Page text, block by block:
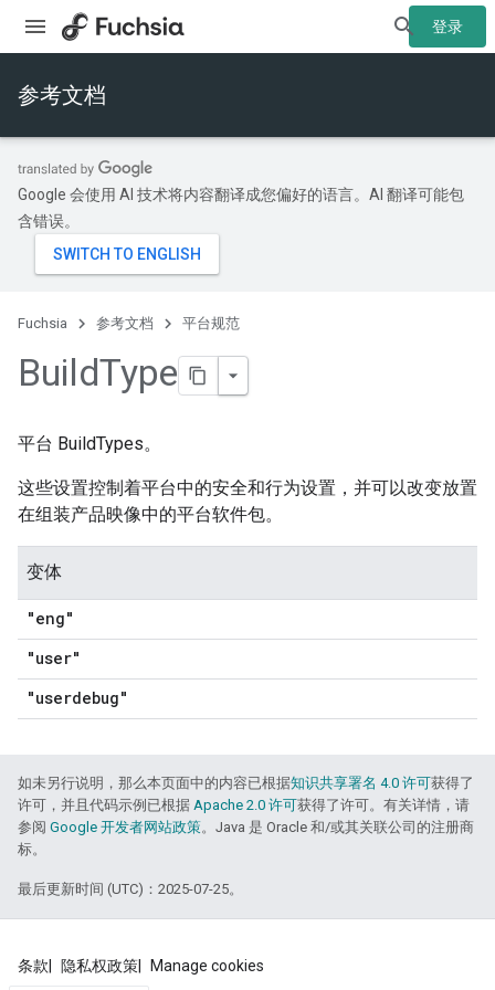
登录
参考文档
Google 会使用 AI 技术将内容翻译成您偏好的语言。AI 翻译可能包
含错误。
Fuchsia 参考文档 平台规范
BuildType
平台 BuildTypes。
这些设置控制着平台中的安全和行为设置，并可以改变放置
在组装产品映像中的平台软件包。
变体
"eng"
"user"
"userdebug"
如未另行说明，那么本页面中的内容已根据知识共享署名 4.0 许可获得了
许可，并且代码示例已根据 Apache 2.0 许可获得了许可。有关详情，请
参阅 Google 开发者网站政策。Java 是 Oracle 和/或其关联公司的注册商
标。
最后更新时间 (UTC)：2025-07-25。
条款 隐私权政策 Manage cookies